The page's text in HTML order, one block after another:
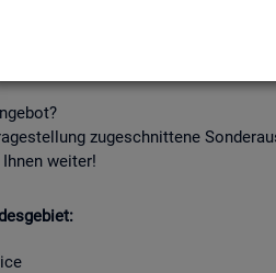
Nut­zen
zu­ge­schnit­te­ne
wei­ter!